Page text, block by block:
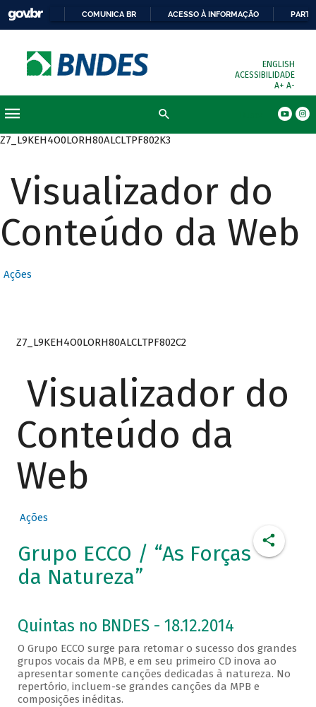
COMUNICA BR ACESSO À INFORMAÇÃO
ENGLISH
ACESSIBILIDADE
A+ A-
Z7_L9KEH4O0LORH80ALCLTPF802K3
Visualizador do
Conteúdo da Web
Ações
Z7_L9KEH4O0LORH80ALCLTPF802C2
Visualizador do
Conteúdo da
Web
Ações
Grupo ECCO / “As Forças
da Natureza”
Quintas no BNDES - 18.12.2014
O Grupo ECCO surge para retomar o sucesso dos grandes
grupos vocais da MPB, e em seu primeiro CD inova ao
apresentar somente canções dedicadas à natureza. No
repertório, incluem-se grandes canções da MPB e
composições inéditas.